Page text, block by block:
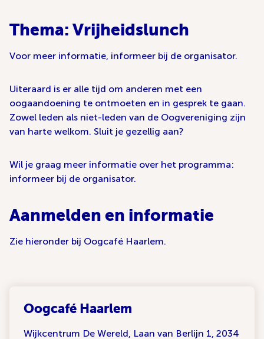
Thema: Vrijheidslunch
Voor meer informatie, informeer bij de organisator.
Uiteraard is er alle tijd om anderen met een
oogaandoening te ontmoeten en in gesprek te gaan.
Zowel leden als niet-leden van de Oogvereniging zijn
van harte welkom. Sluit je gezellig aan?
Wil je graag meer informatie over het programma:
informeer bij de organisator.
Aanmelden en informatie
Zie hieronder bij Oogcafé Haarlem.
Oogcafé Haarlem
Wijkcentrum De Wereld, Laan van Berlijn 1, 2034